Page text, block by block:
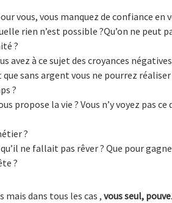
vous, vous manquez de confiance en
rien n’est possible ?Qu’on ne peut
?
avez à ce sujet des croyances
sans argent vous ne pourrez réaliser
?
propose la vie ? Vous n’y voyez pas ce
?
ne fallait pas rêver ? Que pour
?
mais dans tous les cas , vous seul,